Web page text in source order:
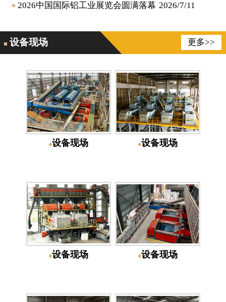
2026中国国际铝工业展览会圆满落幕 2026/7/11
设备现场 更多>>
设备现场 设备现场
设备现场 设备现场